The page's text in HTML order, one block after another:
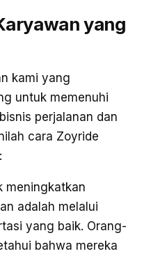
yang
kami yang
untuk memenuhi
perjalanan dan
cara Zoyride
meningkatkan
adalah melalui
yang baik. Orang-
bahwa mereka